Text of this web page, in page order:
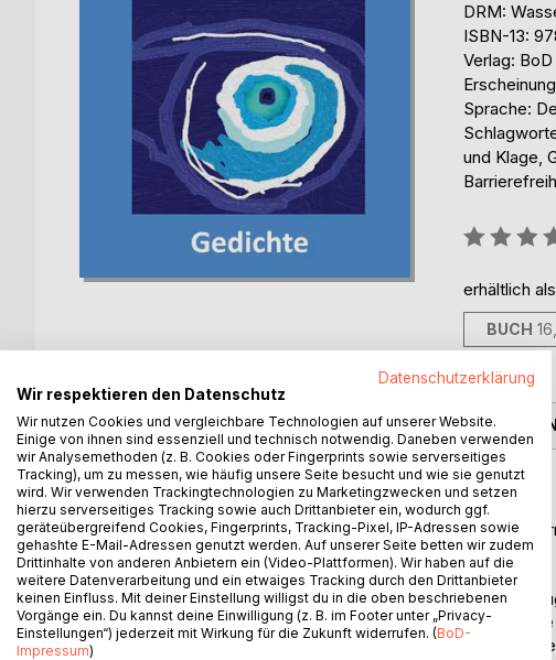
DRM:
ISBN-13:
Verlag:
Sprache:
und Klage,
Bewertung::
erhältlich
BUCH
BESCHREIBUNG
Poesie ist kein Süßholzraspeln, nicht L' Art pour l' art.
Poesie ist nicht verbannt in den abgehobenen
Sprache, der Gedanken und Gefühle.
Poesie gehört in den Alltag. Sie ist ein mächtiges
der Reinheit geistiger Auseinandersetzung. Insofern ist
edlerem Menschentum, nach wahrer Humanität in einer
AUTOR/IN
Datenschutzerklärung
Wir respektieren den Datenschutz
Wir nutzen Cookies und vergleichbare Technologien auf unserer Website.
Einige von ihnen sind essenziell und technisch notwendig. Daneben verwenden
wir Analysemethoden (z. B. Cookies oder Fingerprints sowie serverseitiges
Tracking), um zu messen, wie häufig unsere Seite besucht und wie sie genutzt
wird. Wir verwenden Trackingtechnologien zu Marketingzwecken und setzen
hierzu serverseitiges Tracking sowie auch Drittanbieter ein, wodurch ggf.
geräteübergreifend Cookies, Fingerprints, Tracking-Pixel, IP-Adressen sowie
gehashte E-Mail-Adressen genutzt werden. Auf unserer Seite betten wir zudem
Drittinhalte von anderen Anbietern ein (Video-Plattformen). Wir haben auf die
weitere Datenverarbeitung und ein etwaiges Tracking durch den Drittanbieter
keinen Einfluss. Mit deiner Einstellung willigst du in die oben beschriebenen
Vorgänge ein. Du kannst deine Einwilligung (z. B. im Footer unter „Privacy-
Einstellungen“) jederzeit mit Wirkung für die Zukunft widerrufen. (BoD-
Impressum)